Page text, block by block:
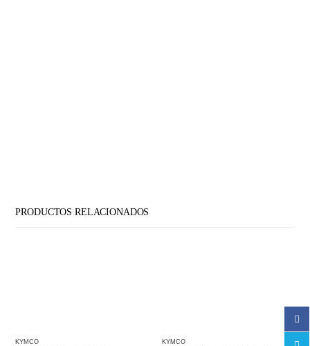
PRODUCTOS RELACIONADOS
KYMCO KYMCO